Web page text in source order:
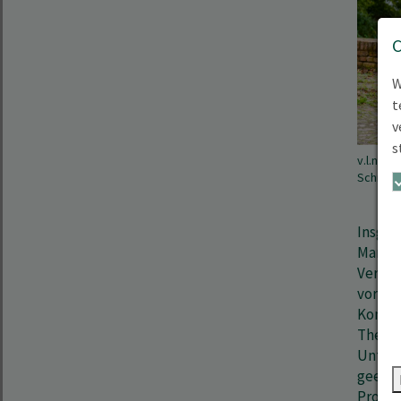
v.l.n.r.:
vor